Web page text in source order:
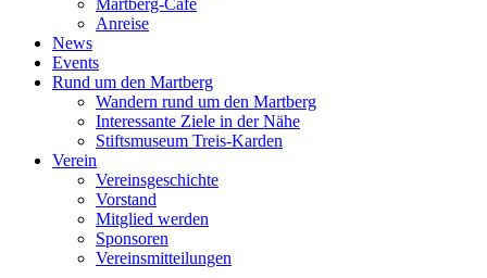
Martberg-Café
Anreise
News
Events
Rund um den Martberg
Wandern rund um den Martberg
Interessante Ziele in der Nähe
Stiftsmuseum Treis-Karden
Verein
Vereinsgeschichte
Vorstand
Mitglied werden
Sponsoren
Vereinsmitteilungen